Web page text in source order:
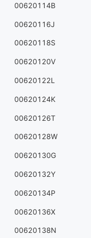
00620114B
00620116J
00620118S
00620120V
00620122L
00620124K
00620126T
00620128W
00620130G
00620132Y
00620134P
00620136X
00620138N